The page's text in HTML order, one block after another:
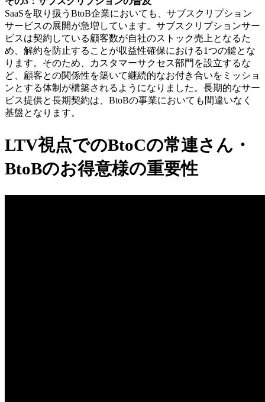
SaaSを取り扱うBtoB企業においても、サブスクリプション
サービスの展開が急増しています。サブスクリプションサー
ビスは契約している顧客数が自社のストック売上となるた
め、解約を防止することが収益性確保における1つの鍵とな
ります。そのため、カスタマーサクセス部門を設立するな
ど、顧客との関係性を築いて継続的なお付き合いをミッショ
ンとする体制が構築されるようになりました。長期的なサー
ビス提供と長期契約は、BtoBの事業においても間違いなく
基盤となります。
LTV視点でのBtoCの常連さん・
BtoBのお得意様の重要性